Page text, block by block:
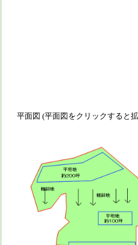
平面図 (平面図をクリックすると